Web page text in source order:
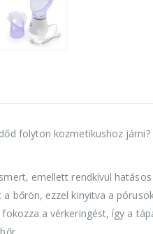
folyton kozmetikushoz
emellett rendkívül
bőrön, ezzel kinyitva a
a vérkeringést, így a